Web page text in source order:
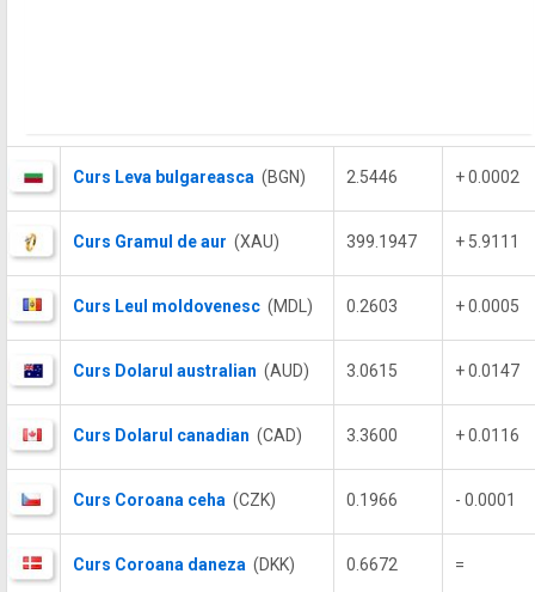
Curs Leva bulgareasca (BGN) 2.5446 + 0.0002
Curs Gramul de aur (XAU) 399.1947 + 5.9111
Curs Leul moldovenesc (MDL) 0.2603 + 0.0005
Curs Dolarul australian (AUD) 3.0615 + 0.0147
Curs Dolarul canadian (CAD) 3.3600 + 0.0116
Curs Coroana ceha (CZK) 0.1966 - 0.0001
Curs Coroana daneza (DKK) 0.6672 =